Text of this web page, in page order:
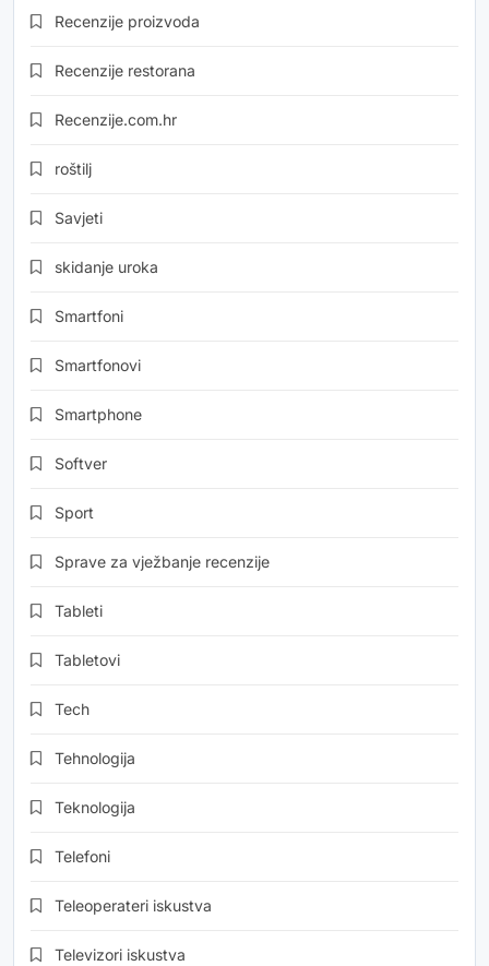
Recenzije proizvoda
Recenzije restorana
Recenzije.com.hr
roštilj
Savjeti
skidanje uroka
Smartfoni
Smartfonovi
Smartphone
Softver
Sport
Sprave za vježbanje recenzije
Tableti
Tabletovi
Tech
Tehnologija
Teknologija
Telefoni
Teleoperateri iskustva
Televizori iskustva